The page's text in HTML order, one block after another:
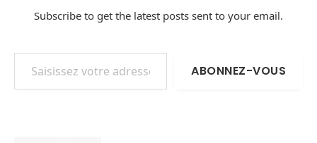
Subscribe to get the latest posts sent to your email.
Saisissez votre adresse e-mail…
ABONNEZ-VOUS